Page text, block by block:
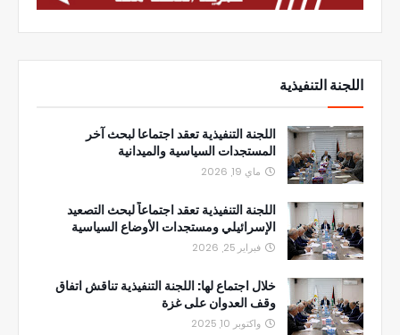
اللجنة التنفيذية
اللجنة التنفيذية تعقد اجتماعا لبحث آخر
المستجدات السياسية والميدانية
ماي 19, 2026
اللجنة التنفيذية تعقد اجتماعاً لبحث التصعيد
الإسرائيلي ومستجدات الأوضاع السياسية
فبراير 25, 2026
خلال اجتماع لها: اللجنة التنفيذية تناقش اتفاق
وقف العدوان على غزة
واكتوبر 10, 2025